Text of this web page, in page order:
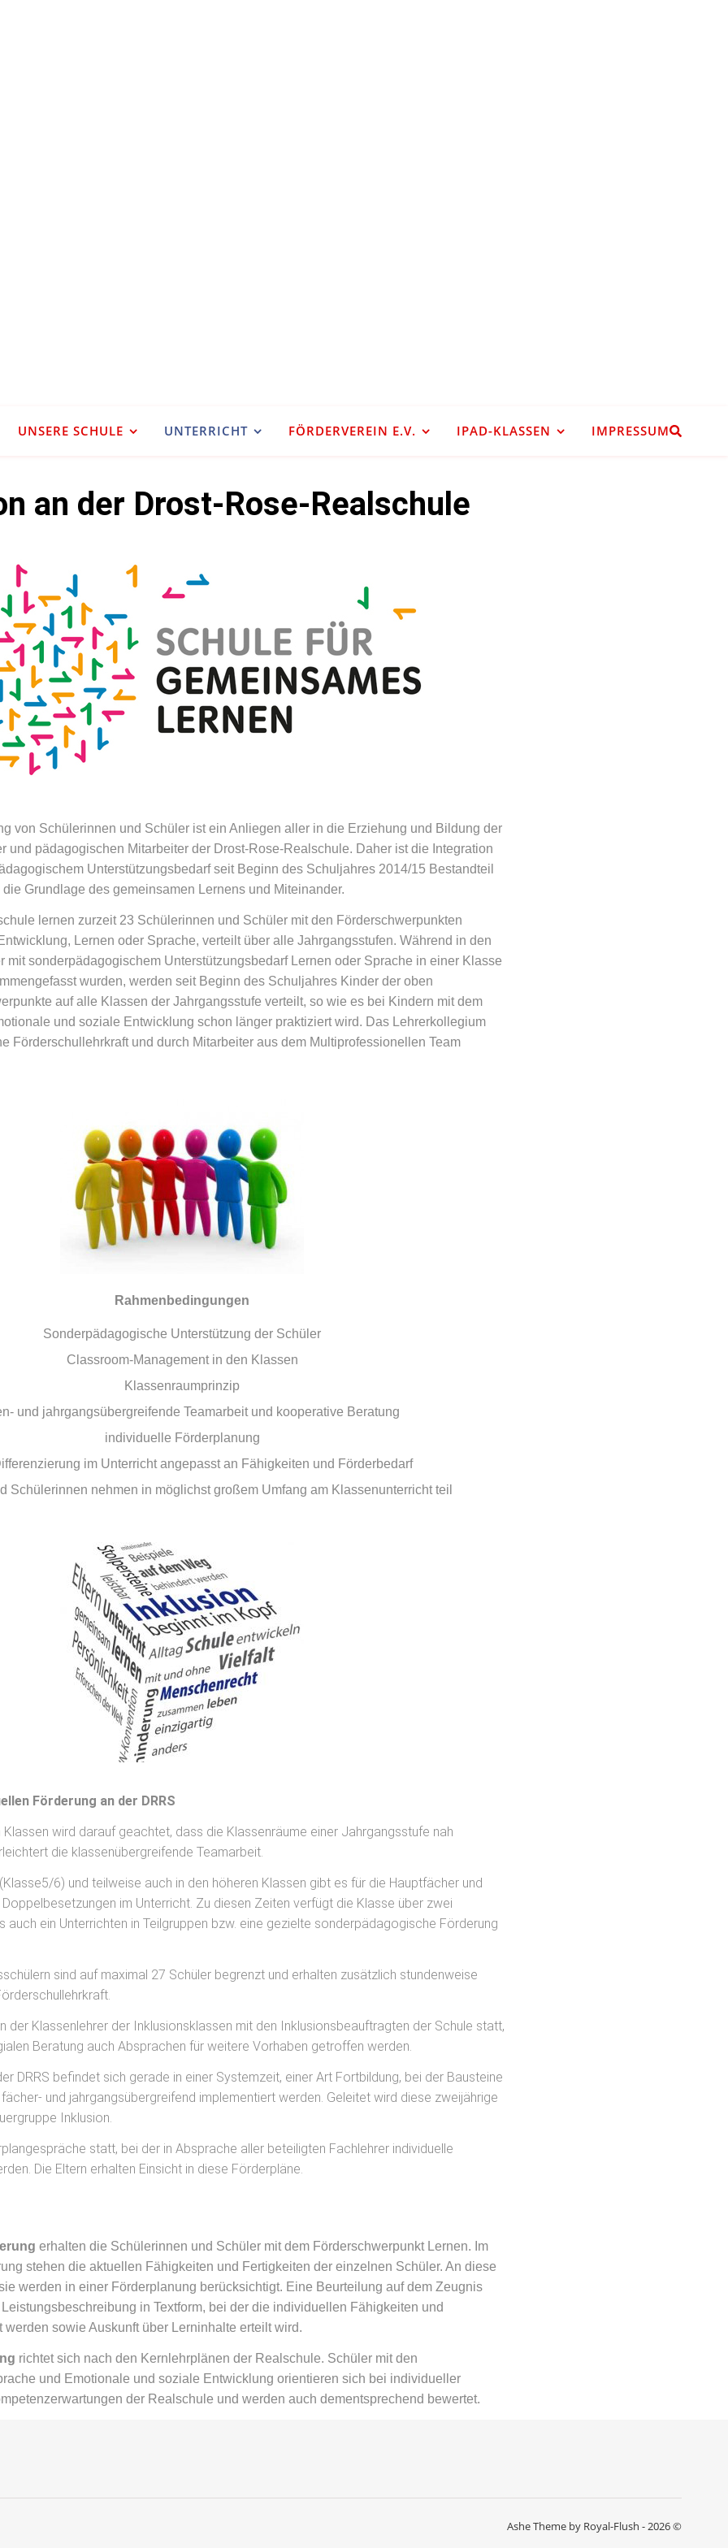
UNSERE SCHULE UNTERRICHT FÖRDERVEREIN E.V. IPAD-KLASSEN IMPRESSUM
an der Drost-Rose-Realschule
von Schülerinnen und Schüler ist ein Anliegen aller in die Erziehung und Bildung der
und pädagogischen Mitarbeiter der Drost-Rose-Realschule. Daher ist die Integration
Unterstützungsbedarf seit Beginn des Schuljahres 2014/15 Bestandteil
Grundlage des gemeinsamen Lernens und Miteinander.
lernen zurzeit 23 Schülerinnen und Schüler mit den Förderschwerpunkten
Lernen oder Sprache, verteilt über alle Jahrgangsstufen. Während in den
mit sonderpädagogischem Unterstützungsbedarf Lernen oder Sprache in einer Klasse
wurden, werden seit Beginn des Schuljahres Kinder der oben
auf alle Klassen der Jahrgangsstufe verteilt, so wie es bei Kindern mit dem
und soziale Entwicklung schon länger praktiziert wird. Das Lehrerkollegium
Förderschullehrkraft und durch Mitarbeiter aus dem Multiprofessionellen Team
Rahmenbedingungen
Sonderpädagogische Unterstützung der Schüler
Classroom-Management in den Klassen
Klassenraumprinzip
und jahrgangsübergreifende Teamarbeit und kooperative Beratung
individuelle Förderplanung
im Unterricht angepasst an Fähigkeiten und Förderbedarf
Schülerinnen nehmen in möglichst großem Umfang am Klassenunterricht teil
Förderung an der DRRS
wird darauf geachtet, dass die Klassenräume einer Jahrgangsstufe nah
die klassenübergreifende Teamarbeit.
6) und teilweise auch in den höheren Klassen gibt es für die Hauptfächer und
im Unterricht. Zu diesen Zeiten verfügt die Klasse über zwei
auch ein Unterrichten in Teilgruppen bzw. eine gezielte sonderpädagogische Förderung
sind auf maximal 27 Schüler begrenzt und erhalten zusätzlich stundenweise
der Klassenlehrer der Inklusionsklassen mit den Inklusionsbeauftragten der Schule statt,
Beratung auch Absprachen für weitere Vorhaben getroffen werden.
DRRS befindet sich gerade in einer Systemzeit, einer Art Fortbildung, bei der Bausteine
und jahrgangsübergreifend implementiert werden. Geleitet wird diese zweijährige
Inklusion.
statt, bei der in Absprache aller beteiligten Fachlehrer individuelle
Die Eltern erhalten Einsicht in diese Förderpläne.
erhalten die Schülerinnen und Schüler mit dem Förderschwerpunkt Lernen. Im
stehen die aktuellen Fähigkeiten und Fertigkeiten der einzelnen Schüler. An diese
werden in einer Förderplanung berücksichtigt. Eine Beurteilung auf dem Zeugnis
in Textform, bei der die individuellen Fähigkeiten und
werden sowie Auskunft über Lerninhalte erteilt wird.
richtet sich nach den Kernlehrplänen der Realschule. Schüler mit den
und Emotionale und soziale Entwicklung orientieren sich bei individueller
der Realschule und werden auch dementsprechend bewertet.
Ashe Theme by Royal-Flush - 2026 ©